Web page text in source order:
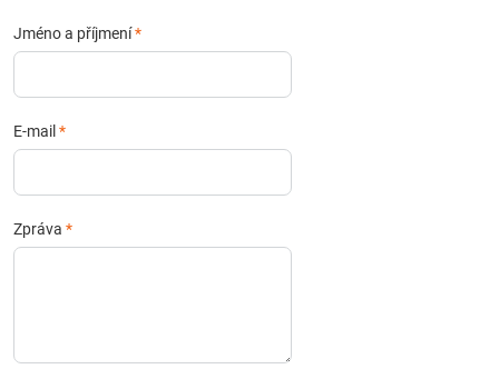
Jméno a příjmení*
E-mail *
Zpráva *